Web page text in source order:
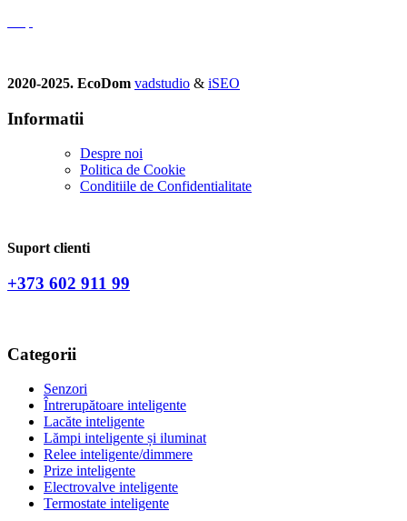
2020-2025. EcoDom vadstudio & iSEO
Informatii
Despre noi
Politica de Сookie
Conditiile de Confidentialitate
Suport clienti
+373 602 911 99
Categorii
Senzori
Întrerupătoare inteligente
Lacăte inteligente
Lămpi inteligente și iluminat
Relee inteligente/dimmere
Prize inteligente
Electrovalve inteligente
Termostate inteligente